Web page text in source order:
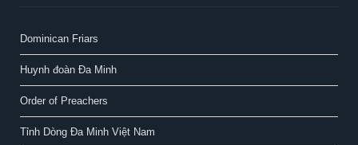
Dominican Friars
Huynh đoàn Đa Minh
Order of Preachers
Tỉnh Dòng Đa Minh Việt Nam